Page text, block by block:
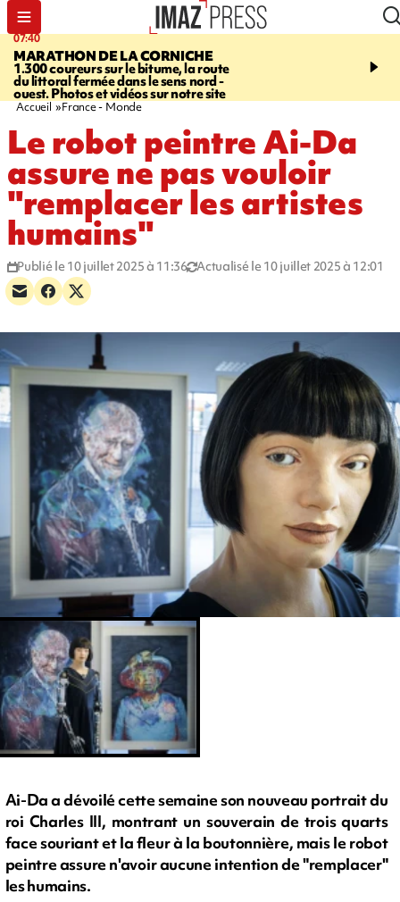
07:40
MARATHON DE LA CORNICHE
1.300 coureurs sur le bitume, la route
du littoral fermée dans le sens nord -
ouest. Photos et vidéos sur notre site
10:33
l’enfance - une
Accueil France - Monde
Le robot peintre Ai-Da
assure ne pas vouloir
"remplacer les artistes
humains"
Publié le 10 juillet 2025 à 11:36 Actualisé le 10 juillet 2025 à 12:01
Ai-Da a dévoilé cette semaine son nouveau portrait du
roi Charles III, montrant un souverain de trois quarts
face souriant et la fleur à la boutonnière, mais le robot
peintre assure n'avoir aucune intention de "remplacer"
les humains.